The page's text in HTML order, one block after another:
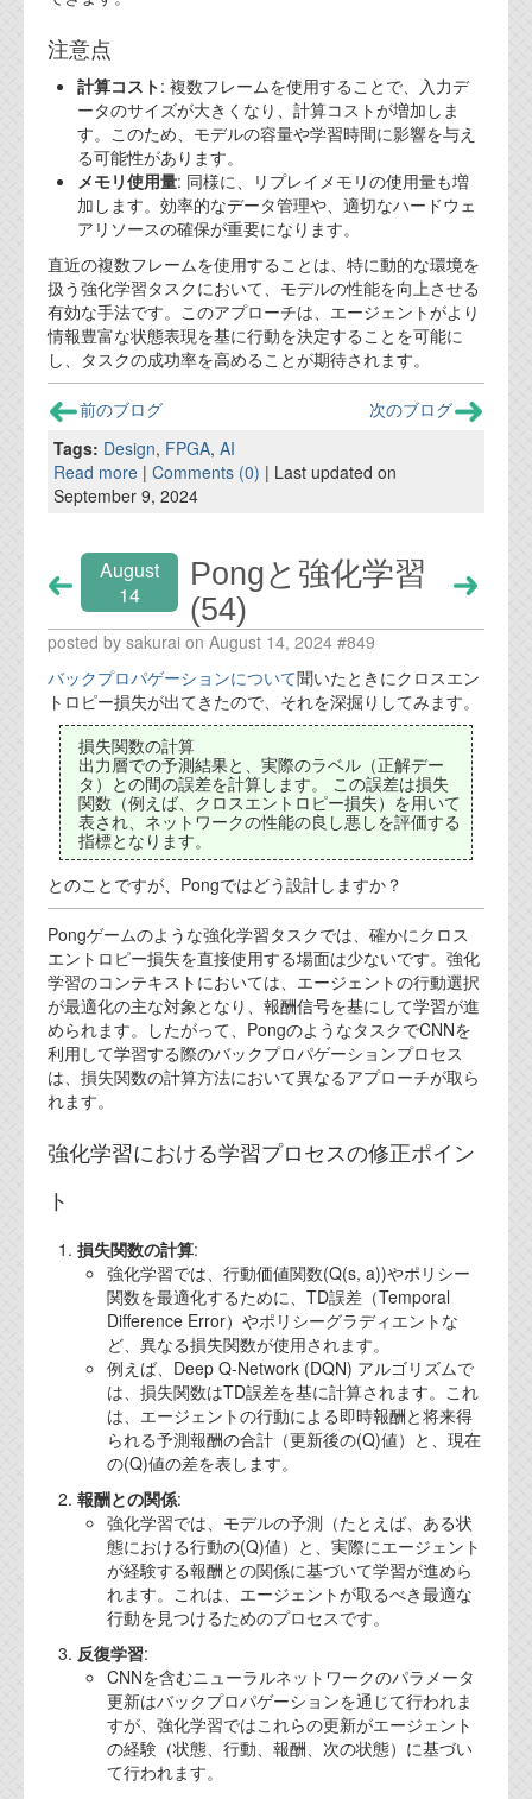
注意点
計算コスト: 複数フレームを使用することで、入力デ
ータのサイズが大きくなり、計算コストが増加しま
す。このため、モデルの容量や学習時間に影響を与え
る可能性があります。
メモリ使用量: 同様に、リプレイメモリの使用量も増
加します。効率的なデータ管理や、適切なハードウェ
アリソースの確保が重要になります。
直近の複数フレームを使用することは、特に動的な環境を
扱う強化学習タスクにおいて、モデルの性能を向上させる
有効な手法です。このアプローチは、エージェントがより
情報豊富な状態表現を基に行動を決定することを可能に
し、タスクの成功率を高めることが期待されます。
前のブログ
次のブログ
Tags: Design, FPGA, AI
Read more | Comments (0) | Last updated on
September 9, 2024
August
14
Pongと強化学習
(54)
posted by sakurai on August 14, 2024 #849
バックプロパゲーションについて聞いたときにクロスエン
トロピー損失が出てきたので、それを深掘りしてみます。
損失関数の計算
出力層での予測結果と、実際のラベル（正解デー
タ）との間の誤差を計算します。 この誤差は損失
関数（例えば、クロスエントロピー損失）を用いて
表され、ネットワークの性能の良し悪しを評価する
指標となります。
とのことですが、Pongではどう設計しますか？
Pongゲームのような強化学習タスクでは、確かにクロス
エントロピー損失を直接使用する場面は少ないです。強化
学習のコンテキストにおいては、エージェントの行動選択
が最適化の主な対象となり、報酬信号を基にして学習が進
められます。したがって、PongのようなタスクでCNNを
利用して学習する際のバックプロパゲーションプロセス
は、損失関数の計算方法において異なるアプローチが取ら
れます。
強化学習における学習プロセスの修正ポイン
ト
損失関数の計算:
強化学習では、行動価値関数(Q(s, a))やポリシー
関数を最適化するために、TD誤差（Temporal
Difference Error）やポリシーグラディエントな
ど、異なる損失関数が使用されます。
例えば、Deep Q-Network (DQN) アルゴリズムで
は、損失関数はTD誤差を基に計算されます。これ
は、エージェントの行動による即時報酬と将来得
られる予測報酬の合計（更新後の(Q)値）と、現在
の(Q)値の差を表します。
報酬との関係:
強化学習では、モデルの予測（たとえば、ある状
態における行動の(Q)値）と、実際にエージェント
が経験する報酬との関係に基づいて学習が進めら
れます。これは、エージェントが取るべき最適な
行動を見つけるためのプロセスです。
反復学習:
CNNを含むニューラルネットワークのパラメータ
更新はバックプロパゲーションを通じて行われま
すが、強化学習ではこれらの更新がエージェント
の経験（状態、行動、報酬、次の状態）に基づい
て行われます。